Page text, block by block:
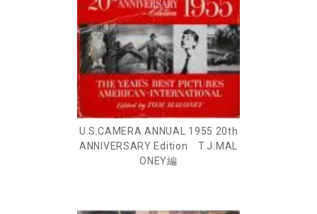
U.S.CAMERA ANNUAL 1955 20th
ANNIVERSARY Edition T.J.MAL
ONEY編